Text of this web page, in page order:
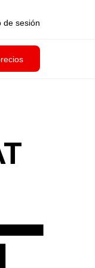
de sesión